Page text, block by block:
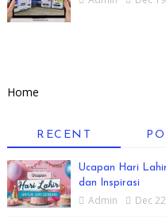
Home
RECENT
Ucapan Hari
dan Inspirasi
Admin Dec